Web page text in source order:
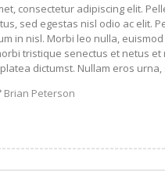
consectetur adipiscing elit.
sed egestas nisl odio ac elit.
in nisl. Morbi leo nulla,
tristique senectus et netus
dictumst. Nullam eros
Brian Peterson